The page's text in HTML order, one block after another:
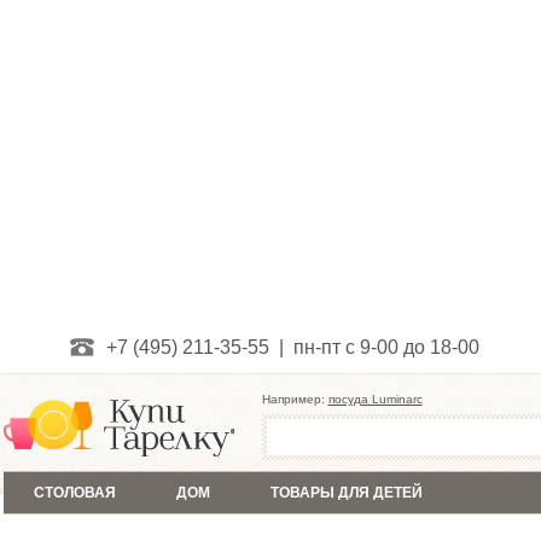
+7 (495) 211-35-55 | пн-пт с 9-00 до 18-00
Например: посуда Luminarc
СТОЛОВАЯ ДОМ ТОВАРЫ ДЛЯ ДЕТЕЙ